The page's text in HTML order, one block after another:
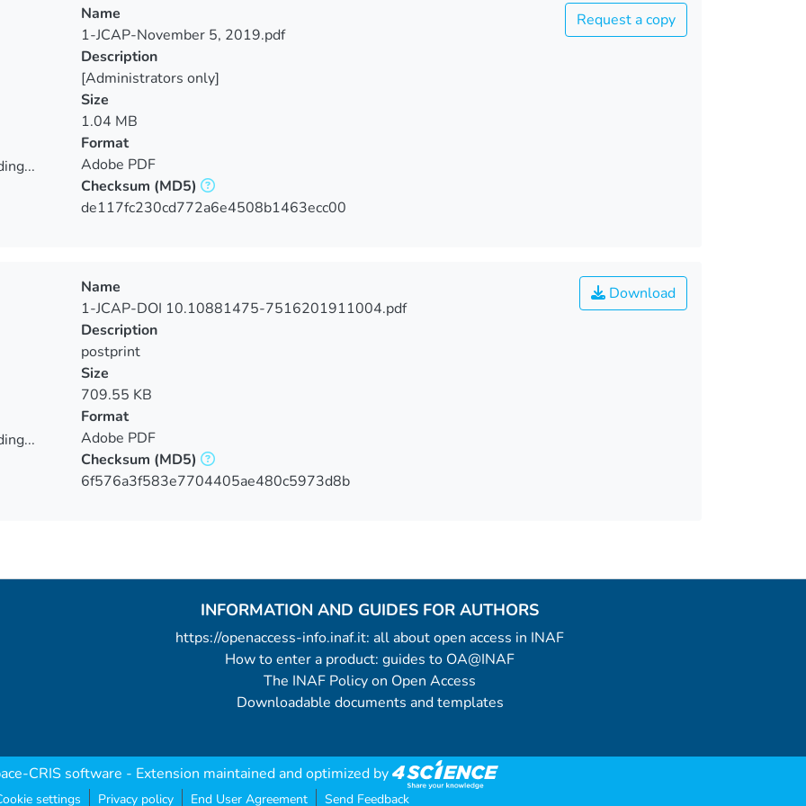
Request a copy
Name
1-JCAP-November 5, 2019.pdf
Description
[Administrators only]
Size
1.04 MB
Format
Adobe PDF
Checksum (MD5)
de117fc230cd772a6e4508b1463ecc00
Download
Name
1-JCAP-DOI 10.10881475-7516201911004.pdf
Description
postprint
Size
709.55 KB
Format
Adobe PDF
Checksum (MD5)
6f576a3f583e7704405ae480c5973d8b
INFORMATION AND GUIDES FOR AUTHORS
https://openaccess-info.inaf.it: all about open access in INAF
How to enter a product: guides to OA@INAF
The INAF Policy on Open Access
Downloadable documents and templates
CRIS software - Extension maintained and optimized by
settings Privacy policy End User Agreement Send Feedback